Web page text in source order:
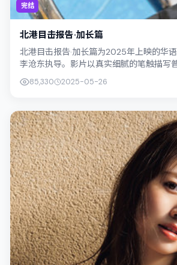
完结
北港目击报告·加长篇
北港目击报告·加长篇为2025年上映的华
李沧东执导。影片以真实细腻的笔触描写
与河正宇的对手戏张力十足，情节层...
85,330 2025-05-26